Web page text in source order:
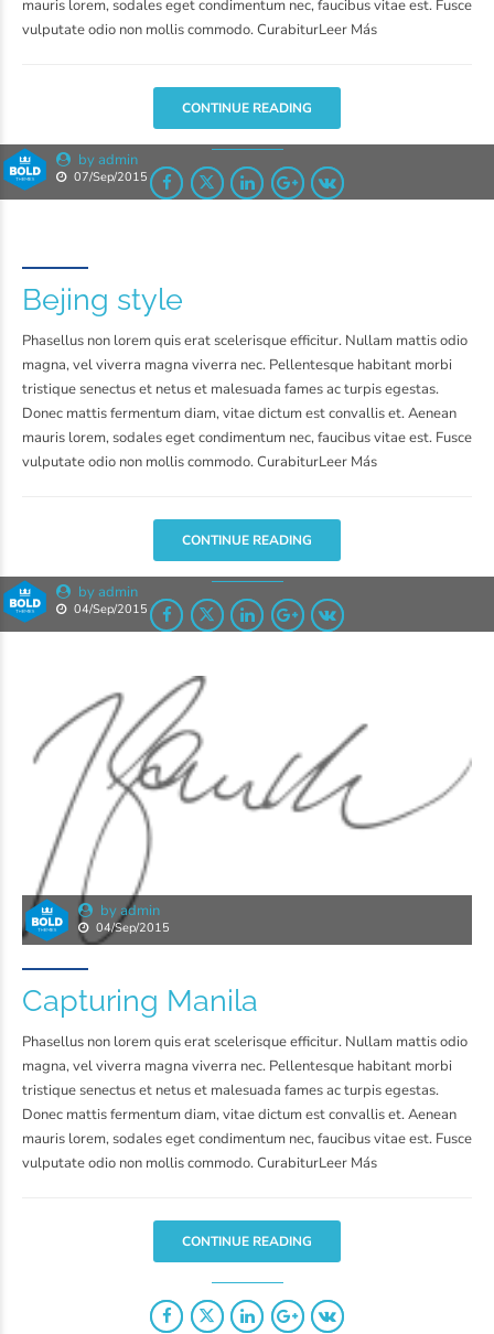
by admin
07/Sep/2015
mauris lorem, sodales eget condimentum nec, faucibus vitae est. Fusce
vulputate odio non mollis commodo. CurabiturLeer Más
CONTINUE READING
by admin
04/Sep/2015
Bejing style
Phasellus non lorem quis erat scelerisque efficitur. Nullam mattis odio
magna, vel viverra magna viverra nec. Pellentesque habitant morbi
tristique senectus et netus et malesuada fames ac turpis egestas.
Donec mattis fermentum diam, vitae dictum est convallis et. Aenean
mauris lorem, sodales eget condimentum nec, faucibus vitae est. Fusce
vulputate odio non mollis commodo. CurabiturLeer Más
CONTINUE READING
by admin
04/Sep/2015
Capturing Manila
Phasellus non lorem quis erat scelerisque efficitur. Nullam mattis odio
magna, vel viverra magna viverra nec. Pellentesque habitant morbi
tristique senectus et netus et malesuada fames ac turpis egestas.
Donec mattis fermentum diam, vitae dictum est convallis et. Aenean
mauris lorem, sodales eget condimentum nec, faucibus vitae est. Fusce
vulputate odio non mollis commodo. CurabiturLeer Más
CONTINUE READING